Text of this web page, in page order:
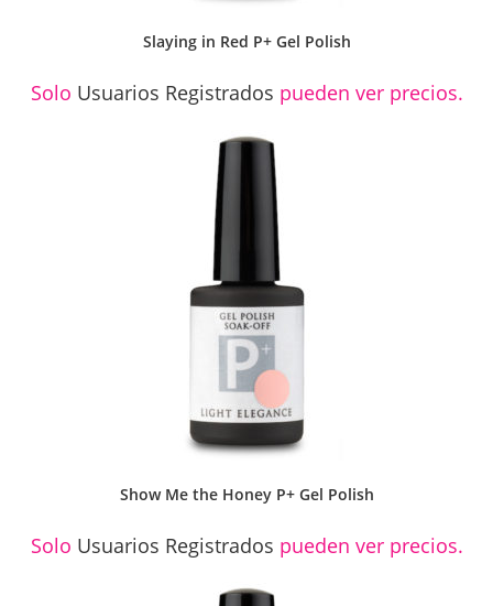
Slaying in Red P+ Gel Polish
Solo Usuarios Registrados pueden ver precios.
Show Me the Honey P+ Gel Polish
Solo Usuarios Registrados pueden ver precios.